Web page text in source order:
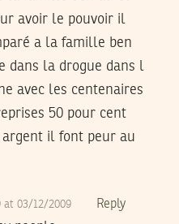
avoir le pouvoir il
a la famille ben
dans la drogue dans l
avec les centenaires
50 pour cent
il font peur au
at 03/12/2009 Reply